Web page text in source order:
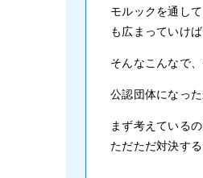
モルックを通し
も広まっていけば
そんなこんなで
公認団体になっ
まず考えている
ただただ対決す